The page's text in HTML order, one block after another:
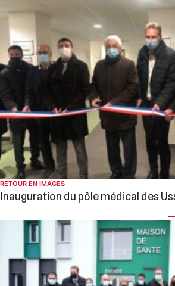
RETOUR EN IMAGES
Inauguration du pôle médical des